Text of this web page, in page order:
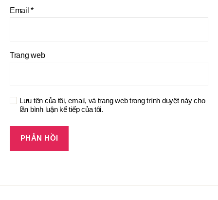
Email*
Trang web
Lưu tên của tôi, email, và trang web trong trình duyệt này cho
lần bình luận kế tiếp của tôi.